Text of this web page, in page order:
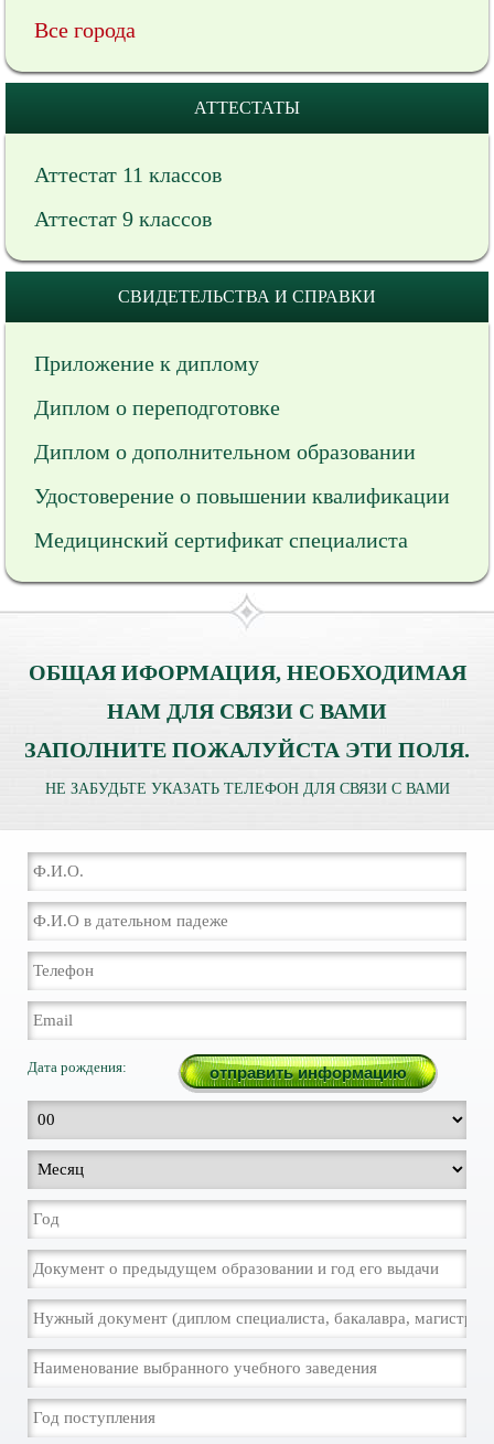
Все города
АТТЕСТАТЫ
Аттестат 11 классов
Аттестат 9 классов
СВИДЕТЕЛЬСТВА И СПРАВКИ
Приложение к диплому
Диплом о переподготовке
Диплом о дополнительном образовании
Удостоверение о повышении квалификации
Медицинский сертификат специалиста
ОБЩАЯ ИФОРМАЦИЯ, НЕОБХОДИМАЯ
НАМ ДЛЯ СВЯЗИ С ВАМИ
ЗАПОЛНИТЕ ПОЖАЛУЙСТА ЭТИ ПОЛЯ.
НЕ ЗАБУДЬТЕ УКАЗАТЬ ТЕЛЕФОН ДЛЯ СВЯЗИ С ВАМИ
Дата рождения: